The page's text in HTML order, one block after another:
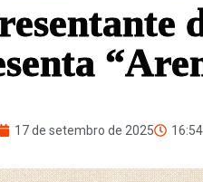
17 de setembro de 2025 16:54